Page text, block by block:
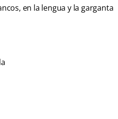
en la lengua y la garganta